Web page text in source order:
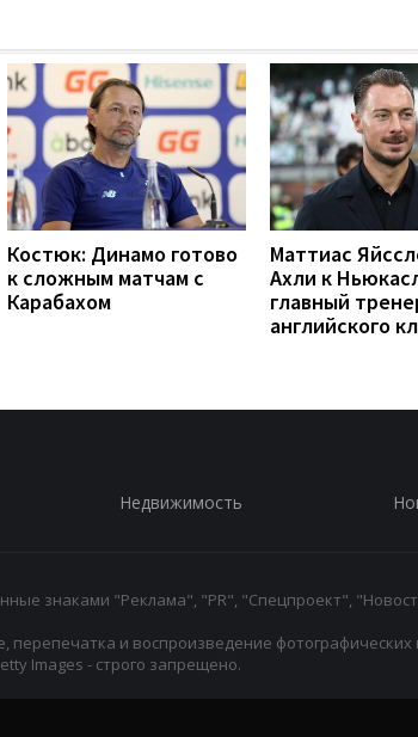
Костюк: Динамо готово
к сложным матчам с
Карабахом
Маттиас
Ахли к
главный
английского
Недвижимость
знаками "Реклама", "PR", "Спецпроект",
перепечатка и воспроизведение
Images - строго запрещено.